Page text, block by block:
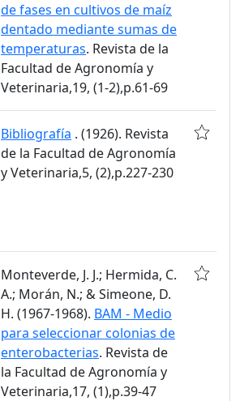
de fases en cultivos de maíz
dentado mediante sumas de
temperaturas. Revista de la
Facultad de Agronomía y
Veterinaria,19, (1-2),p.61-69
Bibliografía . (1926). Revista
de la Facultad de Agronomía
y Veterinaria,5, (2),p.227-230
Monteverde, J. J.; Hermida, C.
A.; Morán, N.; & Simeone, D.
H. (1967-1968). BAM - Medio
para seleccionar colonias de
enterobacterias. Revista de
la Facultad de Agronomía y
Veterinaria,17, (1),p.39-47